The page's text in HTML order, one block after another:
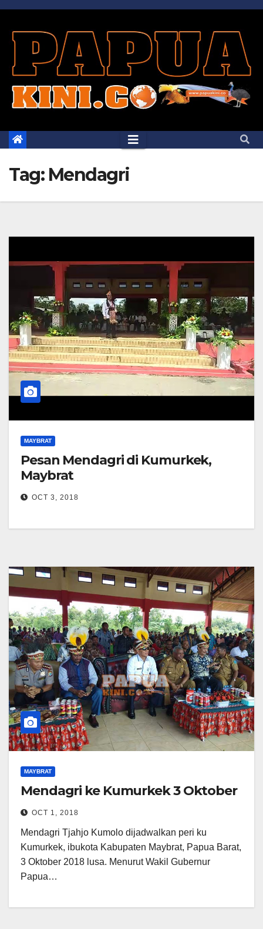
Skip
content
Tag: Mendagri
MAYBRAT
Pesan Mendagri di Kumurkek,
Maybrat
OCT 3, 2018
MAYBRAT
Mendagri ke Kumurkek 3 Oktober
OCT 1, 2018
Mendagri Tjahjo Kumolo dijadwalkan peri ku
Kumurkek, ibukota Kabupaten Maybrat, Papua Barat,
3 Oktober 2018 lusa. Menurut Wakil Gubernur
Papua…